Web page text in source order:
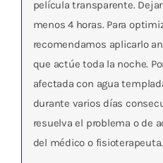
película transparente.
menos 4 horas. Para
recomendamos aplicarlo
que actúe toda la noche.
afectada con agua
durante varios días
resuelva el problema o de
del médico o fisioterapeuta.